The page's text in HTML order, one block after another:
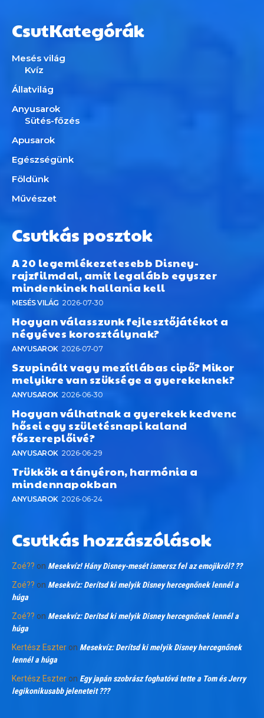
CsutKategórák
Mesés világ
Kvíz
Állatvilág
Anyusarok
Sütés-főzés
Apusarok
Egészségünk
Földünk
Művészet
Csutkás posztok
A 20 legemlékezetesebb Disney-
rajzfilmdal, amit legalább egyszer
mindenkinek hallania kell
MESÉS VILÁG 2026-07-30
Hogyan válasszunk fejlesztőjátékot a
négyéves korosztálynak?
ANYUSAROK 2026-07-07
Szupinált vagy mezítlábas cipő? Mikor
melyikre van szüksége a gyerekeknek?
ANYUSAROK 2026-06-30
Hogyan válhatnak a gyerekek kedvenc
hősei egy születésnapi kaland
főszereplőivé?
ANYUSAROK 2026-06-29
Trükkök a tányéron, harmónia a
mindennapokban
ANYUSAROK 2026-06-24
Csutkás hozzászólások
Zoé?? on Mesekvíz! Hány Disney-mesét ismersz fel az emojikról? ??
Zoé?? on Mesekvíz: Derítsd ki melyik Disney hercegnőnek lennél a
húga
Zoé?? on Mesekvíz: Derítsd ki melyik Disney hercegnőnek lennél a
húga
Kertész Eszter on Mesekvíz: Derítsd ki melyik Disney hercegnőnek
lennél a húga
Kertész Eszter on Egy japán szobrász foghatóvá tette a Tom és Jerry
legikonikusabb jeleneteit ???